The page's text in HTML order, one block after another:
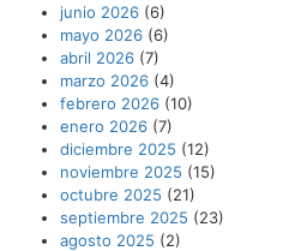
junio 2026 (6)
mayo 2026 (6)
abril 2026 (7)
marzo 2026 (4)
febrero 2026 (10)
enero 2026 (7)
diciembre 2025 (12)
noviembre 2025 (15)
octubre 2025 (21)
septiembre 2025 (23)
agosto 2025 (2)